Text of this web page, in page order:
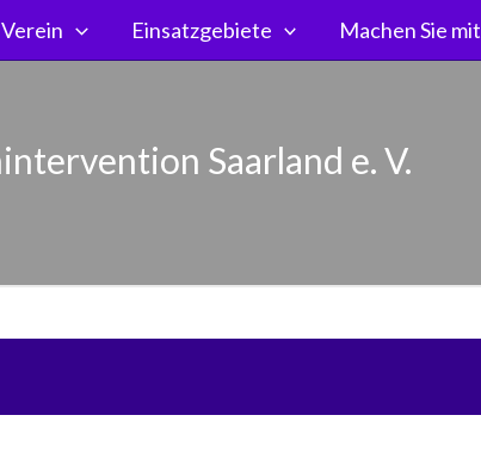
Verein Einsatzgebiete Machen Sie mit
Saarland e. V.